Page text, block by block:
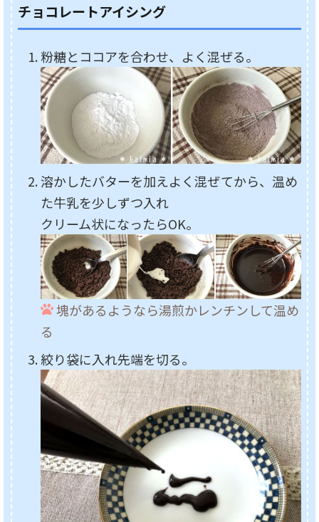
チョコレートアイシング
粉糖とココアを合わせ、よく混ぜる。
溶かしたバターを加えよく混ぜてから、温め
た牛乳を少しずつ入れ
クリーム状になったらOK。
塊があるようなら湯煎かレンチンして温め
る
絞り袋に入れ先端を切る。